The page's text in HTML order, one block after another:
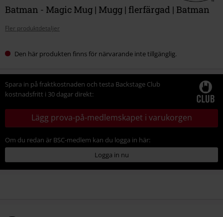
Batman - Magic Mug | Mugg | flerfärgad | Batman
Fler produktdetaljer
Den här produkten finns för närvarande inte tillgänglig.
Spara in på fraktkostnaden och testa Backstage Club
kostnadsfritt i 30 dagar direkt:
Lägg prova-på-medlemskapet i varukorgen
Om du redan är BSC-medlem kan du logga in här:
Logga in nu